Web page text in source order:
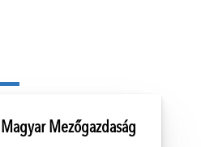
Magyar Mezőgazdaság